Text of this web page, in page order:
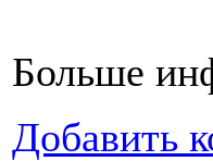
Больше
Добавить